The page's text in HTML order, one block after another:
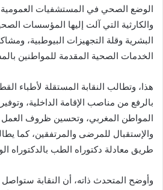
الوضع الصحي في المستشفيات العمومية،
والكارثية التي آلت إليها المؤسسات
البشرية وقلة التجهيزات البيوطبية،
الخدمات الصحية المقدمة للمواطنين
هذا، وتطالب النقابة المستقلة لأطباء
بالرفع من مناصب الإقامة الداخلية،
المواطن المغربي، وتحسين ظروف
والإستقبال للمرضى والمرتفقين، كما
طريق معادلة دكتوراه الطب بالدكتوراه
وأوضح المتحدث ذاته، أن النقابة